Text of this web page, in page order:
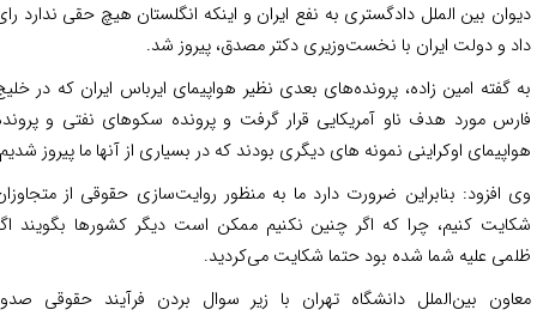
بین الملل دادگستری به نفع ایران و اینکه انگلستان هیچ حقی ندارد رای
و دولت ایران با نخست‌وزیری دکتر مصدق، پیروز شد.
گفته امین زاده، پرونده‌های بعدی نظیر هواپیمای ایرباس ایران که در خلیج
مورد هدف ناو آمریکایی قرار گرفت و پرونده سکوهای نفتی و پرونده
اوکراینی نمونه های دیگری بودند که در بسیاری از آنها ما پیروز شدیم.
افزود: بنابراین ضرورت دارد ما به منظور روایت‌سازی حقوقی از متجاوزان
کنیم، چرا که اگر چنین نکنیم ممکن است دیگر کشورها بگویند اگر
علیه شما شده بود حتما شکایت می‌کردید.
بین‌الملل دانشگاه تهران با زیر سوال بردن فرآیند حقوقی صدور